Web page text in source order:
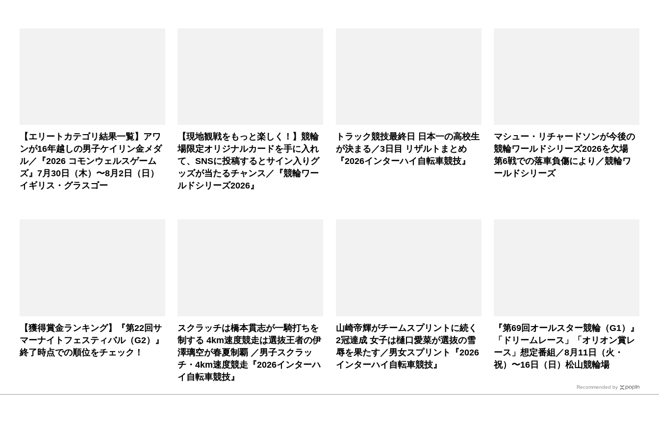
【エリートカテゴリ結果一覧】アワ
ンが16年越しの男子ケイリン金メダ
ル／『2026 コモンウェルスゲーム
ズ』7月30日（木）〜8月2日（日）
イギリス・グラスゴー
【現地観戦をもっと楽しく！】競輪
場限定オリジナルカードを手に入れ
て、SNSに投稿するとサイン入りグ
ッズが当たるチャンス／『競輪ワー
ルドシリーズ2026』
トラック競技最終日 日本一の高校生
が決まる／3日目 リザルトまとめ
『2026インターハイ自転車競技』
マシュー・リチャードソンが今後の
競輪ワールドシリーズ2026を欠場
第6戦での落車負傷により／競輪ワ
ールドシリーズ
【獲得賞金ランキング】『第22回サ
マーナイトフェスティバル（G2）』
終了時点での順位をチェック！
スクラッチは橋本貫志が一騎打ちを
制する 4km速度競走は選抜王者の伊
澤璃空が春夏制覇 ／男子スクラッ
チ・4km速度競走『2026インターハ
イ自転車競技』
山崎帝輝がチームスプリントに続く
2冠達成 女子は樋口愛菜が選抜の雪
辱を果たす／男女スプリント『2026
インターハイ自転車競技』
『第69回オールスター競輪（G1）』
「ドリームレース」「オリオン賞レ
ース」想定番組／8月11日（火・
祝）〜16日（日）松山競輪場
Recommended by